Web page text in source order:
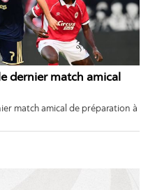
dernier match amical
match amical de préparation à